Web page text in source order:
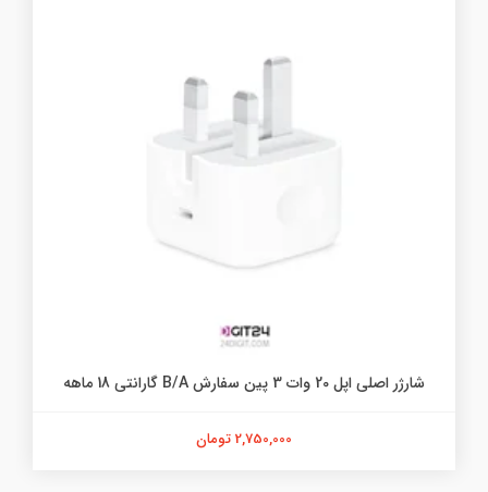
شارژر اصلی اپل 20 وات 3 پین سفارش B/A گارانتی 18 ماهه
2,750,000 تومان